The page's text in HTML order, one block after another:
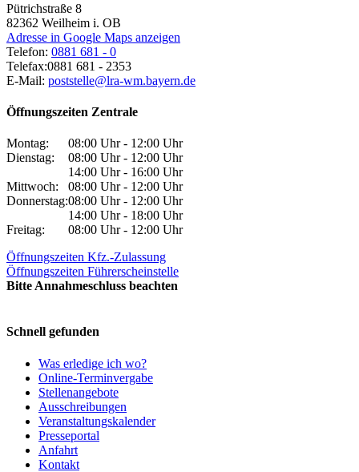
Pütrichstraße 8
82362 Weilheim i. OB
Adresse in Google Maps anzeigen
Telefon: 0881 681 - 0
Telefax:0881 681 - 2353
E-Mail: poststelle@lra-wm.bayern.de
Öffnungszeiten Zentrale
Montag:
08:00 Uhr - 12:00 Uhr
Dienstag:
08:00 Uhr - 12:00 Uhr
14:00 Uhr - 16:00 Uhr
Mittwoch:
08:00 Uhr - 12:00 Uhr
Donnerstag:08:00 Uhr - 12:00 Uhr
14:00 Uhr - 18:00 Uhr
Freitag:
08:00 Uhr - 12:00 Uhr
Öffnungszeiten Kfz.-Zulassung
Öffnungszeiten Führerscheinstelle
Bitte Annahmeschluss beachten
Schnell gefunden
Was erledige ich wo?
Online-Terminvergabe
Stellenangebote
Ausschreibungen
Veranstaltungskalender
Presseportal
Anfahrt
Kontakt